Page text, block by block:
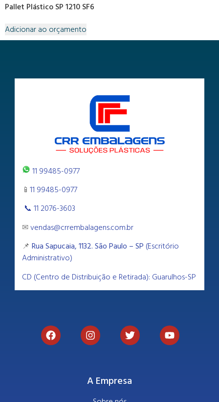
Pallet Plástico SP 1210 SF6
Adicionar ao orçamento
11 99485-0977
📱 11 99485-0977
📞 11 2076-3603
✉vendas@crrembalagens.com.br
📌 Rua Sapucaia, 1132. São Paulo – SP (Escritório
Administrativo)
CD (Centro de Distribuição e Retirada): Guarulhos-SP
A Empresa